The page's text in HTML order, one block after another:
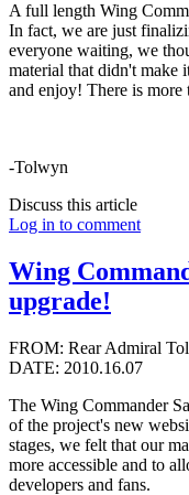
A full length Wing
In fact, we are just
everyone waiting, we
material that didn't
and enjoy! There is more
-Tolwyn
Discuss this article
Log in to comment
Wing
upgrade!
FROM: Rear Admiral
DATE: 2010.16.07
The Wing Commander
of the project's new
stages, we felt that our
more accessible and to
developers and fans.